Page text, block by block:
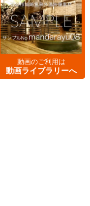
動画のご利用は
動画ライブラリーへ